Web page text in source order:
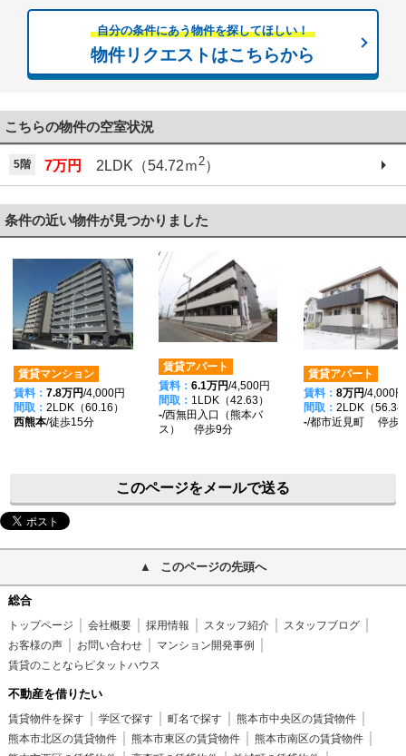
自分の条件にあう物件を探してほしい！
物件リクエストはこちらから
こちらの物件の空室状況
5階 7万円 2LDK（54.72ｍ2）
条件の近い物件が見つかりました
賃貸マンション
賃料： 7.8万円/4,000円
間取： 2LDK（60.16）
西熊本/徒歩15分
賃貸アパート
賃料： 6.1万円/4,500円
間取： 1LDK（42.63）
-/西無田入口（熊本バ
ス） 停歩9分
賃貸アパート
賃料： 8万円/4,000円
間取： 2LDK（56.34
-/都市近見町 停歩
このページをメールで送る
このページの先頭へ
総合
トップページ 会社概要 採用情報 スタッフ紹介
スタッフブログ
お客様の声
お問い合わせ
マンション開発事例
賃貸のことならピタットハウス
不動産を借りたい
賃貸物件を探す 学区で探す 町名で探す
熊本市中央区の賃貸物件
熊本市北区の賃貸物件
熊本市東区の賃貸物件
熊本市南区の賃貸物件